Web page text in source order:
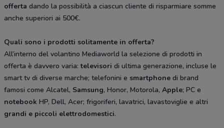
offerta dando la possibilità a ciascun cliente di risparmiare somme
anche superiori ai 500€.
Quali sono i prodotti solitamente in offerta?
All’interno del volantino Mediaworld la selezione di prodotti in
offerta è davvero varia:televisori di ultima generazione, incluse le
smart tv di diverse marche; telefonini e smartphone di brand
famosi come Alcatel, Samsung, Honor, Motorola, Apple; PC e
notebook HP, Dell, Acer; frigoriferi, lavatrici, lavastoviglie e altri
grandi e piccoli elettrodomestici.